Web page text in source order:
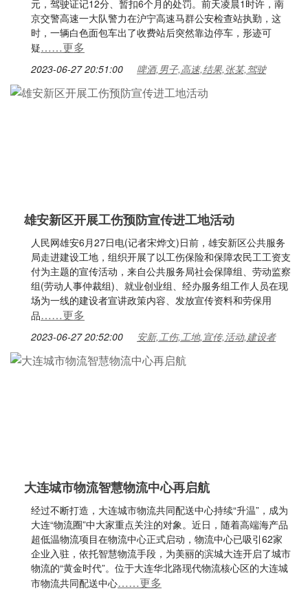
元，驾驶证记12分、暂扣6个月的处罚。前天凌晨1时许，南
京交警高速一大队警力在沪宁高速马群公安检查站执勤，这
时，一辆白色面包车出了收费站后突然靠边停车，形迹可
疑……更多
2023-06-27 20:51:00 啤酒,男子,高速,结果,张某,驾驶
雄安新区开展工伤预防宣传进工地活动
人民网雄安6月27日电(记者宋烨文)日前，雄安新区公共服务
局走进建设工地，组织开展了以工伤保险和保障农民工工资支
付为主题的宣传活动，来自公共服务局社会保障组、劳动监察
组(劳动人事仲裁组)、就业创业组、经办服务组工作人员在现
场为一线的建设者宣讲政策内容、发放宣传资料和劳保用
品……更多
2023-06-27 20:52:00 安新,工伤,工地,宣传,活动,建设者
大连城市物流智慧物流中心再启航
经过不断打造，大连城市物流共同配送中心持续“升温”，成为
大连“物流圈”中大家重点关注的对象。近日，随着高端海产品
超低温物流项目在物流中心正式启动，物流中心已吸引62家
企业入驻，依托智慧物流手段，为美丽的滨城大连开启了城市
物流的“黄金时代”。位于大连华北路现代物流核心区的大连城
市物流共同配送中心……更多